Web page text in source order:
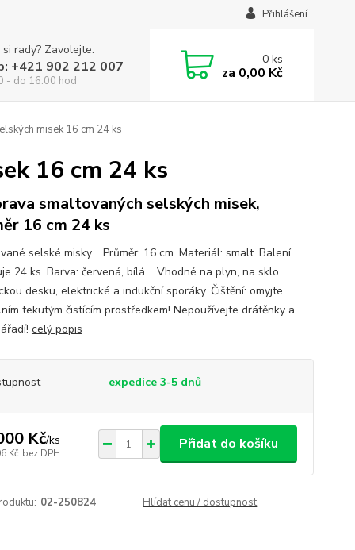
Přihlášení
rady? Zavolejte.
+421 902 212 007
- do 16:00 hod
0ks
za 0,00 Kč
misek 16 cm 24 ks
16 cm 24 ks
smaltovaných selských misek,
16 cm 24 ks
selské misky. Průměr: 16 cm. Materiál: smalt. Balení
24 ks. Barva: červená, bílá. Vhodné na plyn, na sklo
desku, elektrické a indukční sporáky. Čištění: omyjte
tekutým čistícím prostředkem! Nepoužívejte drátěnky a
celý popis
expedice 3-5 dnů
Kč/ks
Kč bez DPH
Přidat do košíku
02-250824 Hlídat cenu / dostupnost